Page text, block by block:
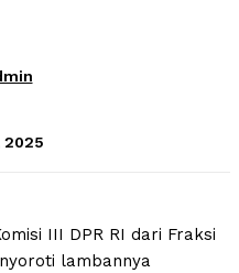
2025
III DPR RI dari Fraksi
lambannya